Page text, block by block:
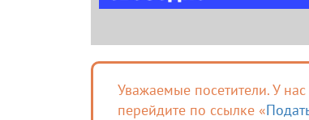
Уважаемые посетители. У
перейдите по ссылке «